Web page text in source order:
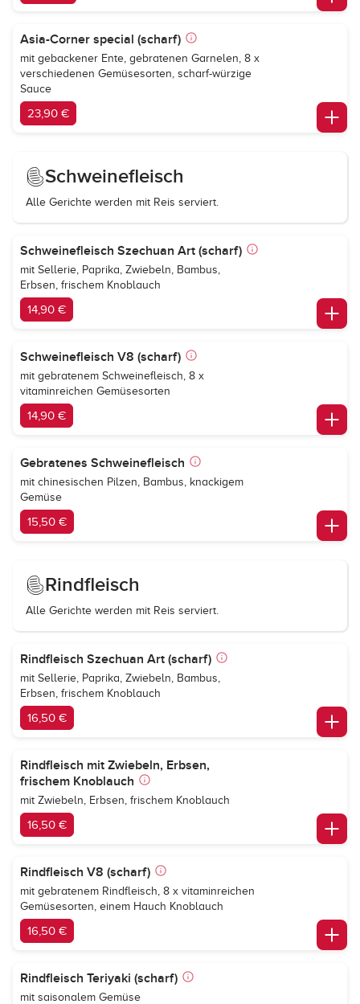
Asia-Corner special (scharf)
mit gebackener Ente, gebratenen Garnelen, 8 x
verschiedenen Gemüsesorten, scharf-würzige
Sauce
23,90 €
Schweinefleisch
Alle Gerichte werden mit Reis serviert.
Schweinefleisch Szechuan Art (scharf)
mit Sellerie, Paprika, Zwiebeln, Bambus,
Erbsen, frischem Knoblauch
14,90 €
Schweinefleisch V8 (scharf)
mit gebratenem Schweinefleisch, 8 x
vitaminreichen Gemüsesorten
14,90 €
Gebratenes Schweinefleisch
mit chinesischen Pilzen, Bambus, knackigem
Gemüse
15,50 €
Rindfleisch
Alle Gerichte werden mit Reis serviert.
Rindfleisch Szechuan Art (scharf)
mit Sellerie, Paprika, Zwiebeln, Bambus,
Erbsen, frischem Knoblauch
16,50 €
Rindfleisch mit Zwiebeln, Erbsen,
frischem Knoblauch
mit Zwiebeln, Erbsen, frischem Knoblauch
16,50 €
Rindfleisch V8 (scharf)
mit gebratenem Rindfleisch, 8 x vitaminreichen
Gemüsesorten, einem Hauch Knoblauch
16,50 €
Rindfleisch Teriyaki (scharf)
mit saisonalem Gemüse